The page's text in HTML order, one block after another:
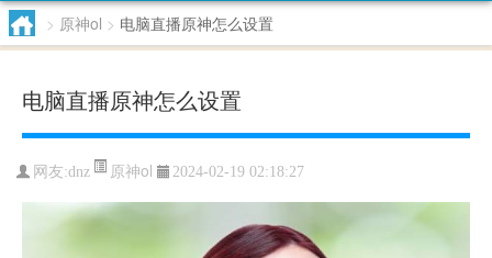
> 原神ol > 电脑直播原神怎么设置
电脑直播原神怎么设置
网友:dnz 原神ol 2024-02-19 02:18:27